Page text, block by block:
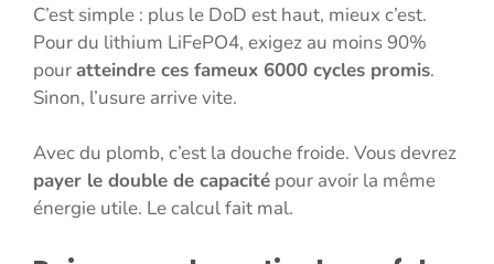
C’est simple : plus le DoD est haut, mieux c’est.
Pour du lithium LiFePO4, exigez au moins 90%
pouratteindre ces fameux 6000 cycles promis.
Sinon, l’usure arrive vite.
Avec du plomb, c’est la douche froide. Vous devrez
payer le double de capacité pour avoir la même
énergie utile. Le calcul fait mal.